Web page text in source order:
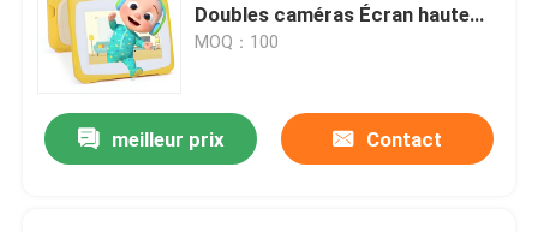
Doubles caméras Écran haute
définition 2+32G Jaune
MOQ：100
meilleur prix Contact